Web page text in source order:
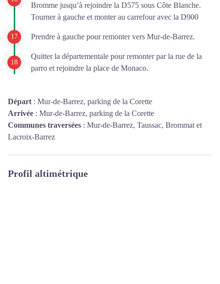
Bromme jusqu’à rejoindre la D575 sous Côte Blanche.
Tourner à gauche et monter au carrefour avec la D900
Prendre à gauche pour remonter vers Mur-de-Barrez.
Quitter la départementale pour remonter par la rue de la
parro et rejoindre la place de Monaco.
Départ : Mur-de-Barrez, parking de la Corette
Arrivée : Mur-de-Barrez, parking de la Corette
Communes traversées : Mur-de-Barrez, Taussac, Brommat et
Lacroix-Barrez
Profil altimétrique